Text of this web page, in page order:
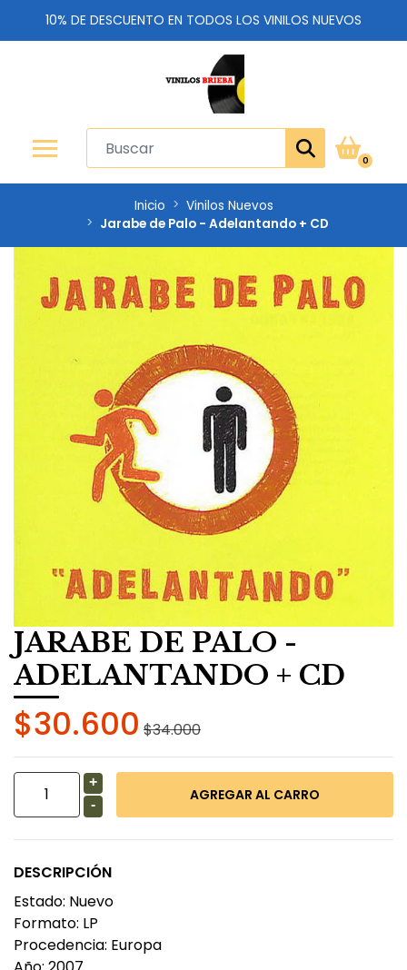
10% DE DESCUENTO EN TODOS LOS VINILOS NUEVOS
0
Inicio
Vinilos Nuevos
Jarabe de Palo - Adelantando + CD
JARABE DE PALO -
ADELANTANDO + CD
$30.600 $34.000
+
-
DESCRIPCIÓN
Estado: Nuevo
Formato: LP
Procedencia: Europa